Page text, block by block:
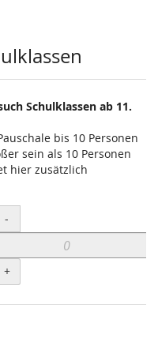
Schulklassen ab 11.
bis 10 Personen
sein als 10 Personen
hier zusätzlich
Menge
-
+